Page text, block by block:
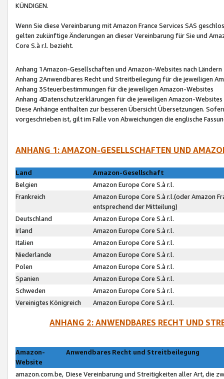
KÜNDIGEN.
Wenn Sie diese Vereinbarung mit Amazon France Services SAS
gelten zukünftige Änderungen an dieser Vereinbarung für Sie und
Core S.à r.l. bezieht.
Anhang 1Amazon-Gesellschaften und Amazon-Websites nach Ländern
Anhang 2Anwendbares Recht und Streitbeilegung für die jeweiligen
Anhang 3Steuerbestimmungen für die jeweiligen Amazon-Websites
Anhang 4Datenschutzerklärungen für die jeweiligen Amazon-Websites
Diese Anhänge enthalten zur besseren Übersicht Übersetzungen.
vorgeschrieben ist, gilt im Falle von Abweichungen die englische
ANHANG 1: AMAZON-GESELLSCHAFTEN UND
Land
Amazon-Gesellschaft
Belgien
Amazon Europe Core S.à r.l.
Frankreich
Amazon Europe Core S.à r.l.(oder Amazon
entsprechend der Mitteilung)
Deutschland
Amazon Europe Core S.à r.l.
Irland
Amazon Europe Core S.à r.l.
Italien
Amazon Europe Core S.à r.l.
Niederlande
Amazon Europe Core S.à r.l.
Polen
Amazon Europe Core S.à r.l.
Spanien
Amazon Europe Core S.à r.l.
Schweden
Amazon Europe Core S.à r.l.
Vereinigtes Königreich
Amazon Europe Core S.à r.l.
ANHANG 2: ANWENDBARES RECHT UND
Amazon-
Website
Anwendbares Recht und Streitbeilegung
amazon.com.be, Diese Vereinbarung und Streitigkeiten aller Art, die